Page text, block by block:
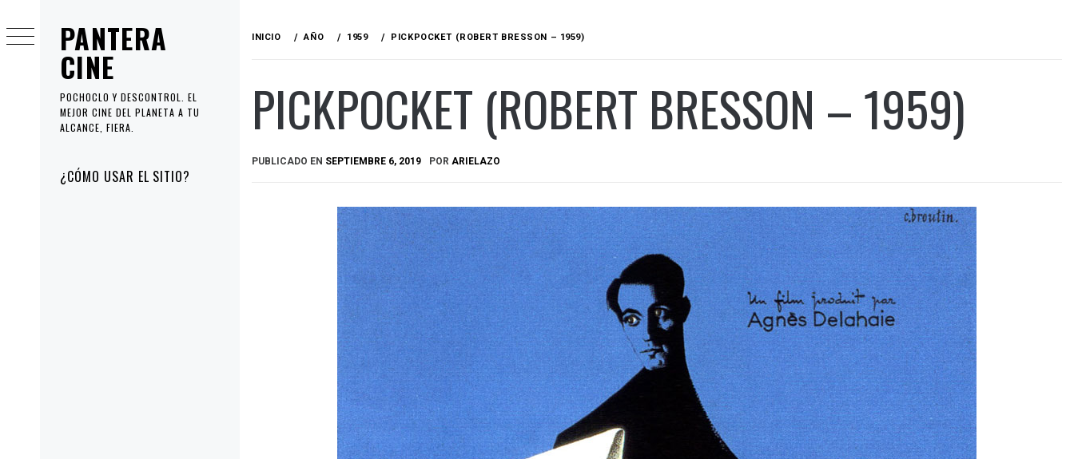
PANTERA
CINE
POCHOCLO Y DESCONTROL. EL
MEJOR CINE DEL PLANETA A TU
ALCANCE, FIERA.
principal
¿CÓMO USAR EL SITIO?
al
contenido
INICIO AÑO 1959 PICKPOCKET (ROBERT BRESSON – 1959)
PICKPOCKET (ROBERT BRESSON – 1959)
PUBLICADO EN SEPTIEMBRE 6, 2019 POR ARIELAZO